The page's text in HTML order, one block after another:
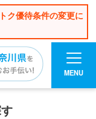
ク優待条件の変更に
MENU